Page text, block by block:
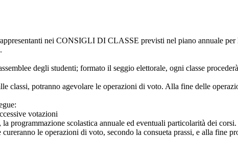
nei CONSIGLI DI CLASSE previsti nel piano annuale
degli studenti; formato il seggio elettorale, ogni classe
classi, potranno agevolare le operazioni di voto. Alla fine delle
votazioni
programmazione scolastica annuale ed eventuali particolarità dei corsi.
le operazioni di voto, secondo la consueta prassi, e alla fine